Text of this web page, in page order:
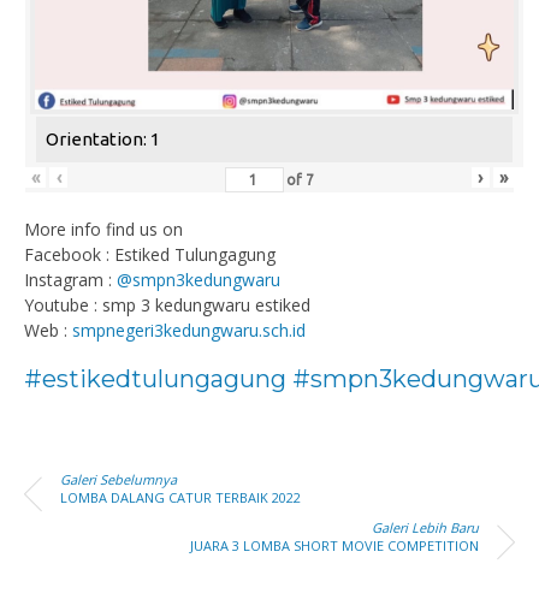
Orientation: 1
«
‹ of 7 › »
More info find us on
Facebook : Estiked Tulungagung
Instagram : @smpn3kedungwaru
Youtube : smp 3 kedungwaru estiked
Web : smpnegeri3kedungwaru.sch.id
#estikedtulungagung
Galeri Sebelumnya
LOMBA DALANG CATUR TERBAIK 2022
Galeri Lebih Baru
JUARA 3 LOMBA SHORT MOVIE COMPETITION